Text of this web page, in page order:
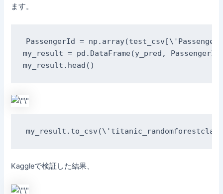
ます。
PassengerId =
my_result = pd.DataFrame(y_pred,
my_result.head()
Kaggleで検証した結果、